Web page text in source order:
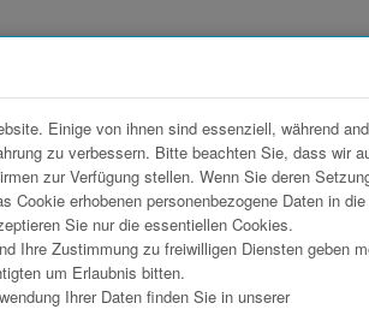
Download
Einige von ihnen sind essenziell, während
zu verbessern. Bitte beachten Sie, dass wir
zur Verfügung stellen. Wenn Sie deren
Cookie erhobenen personenbezogene Daten in
Sie nur die essentiellen Cookies.
Ihre Zustimmung zu freiwilligen Diensten geben
um Erlaubnis bitten.
Ihrer Daten finden Sie in unserer